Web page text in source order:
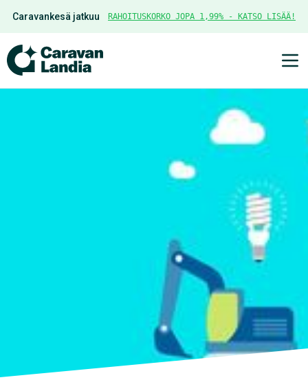
Caravankesä jatkuu RAHOITUSKORKO JOPA 1,99% - KATSO LISÄÄ!